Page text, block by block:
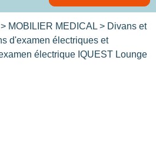
> MOBILIER MEDICAL > Divans et
d'examen électriques et
électrique IQUEST Lounge